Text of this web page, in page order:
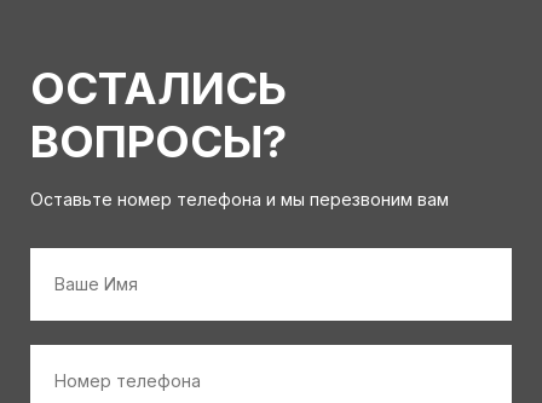
ОСТАЛИСЬ
ВОПРОСЫ?
Оставьте номер телефона и мы перезвоним вам
телефона